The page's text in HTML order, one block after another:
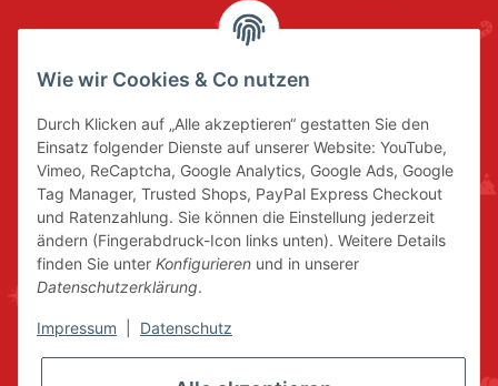
Wie wir Cookies & Co nutzen
Durch Klicken auf „Alle akzeptieren“ gestatten Sie den
Einsatz folgender Dienste auf unserer Website: YouTube,
Vimeo, ReCaptcha, Google Analytics, Google Ads, Google
Tag Manager, Trusted Shops, PayPal Express Checkout
und Ratenzahlung. Sie können die Einstellung jederzeit
ändern (Fingerabdruck-Icon links unten). Weitere Details
finden Sie unter Konfigurieren und in unserer
Datenschutzerklärung.
Impressum Datenschutz